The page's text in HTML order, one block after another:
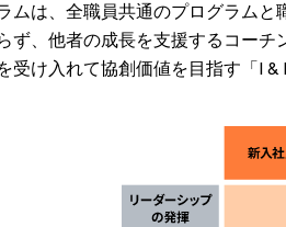
ムは、全職員共通のプログラムと
ず、他者の成長を支援するコー
受け入れて協創価値を目指す「I &